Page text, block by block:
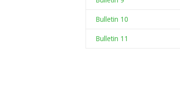
Bulletin 10
Bulletin 11